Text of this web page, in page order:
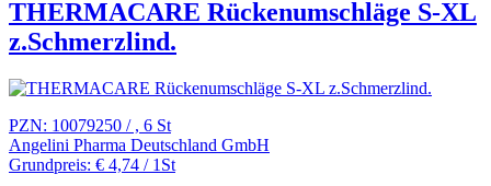
THERMACARE Rückenumschläge S-XL
z.Schmerzlind.
PZN: 10079250 / , 6 St
Angelini Pharma Deutschland GmbH
Grundpreis: € 4,74 / 1St